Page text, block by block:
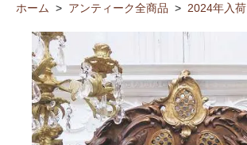
ホーム > アンティーク全商品 > 2024年入荷